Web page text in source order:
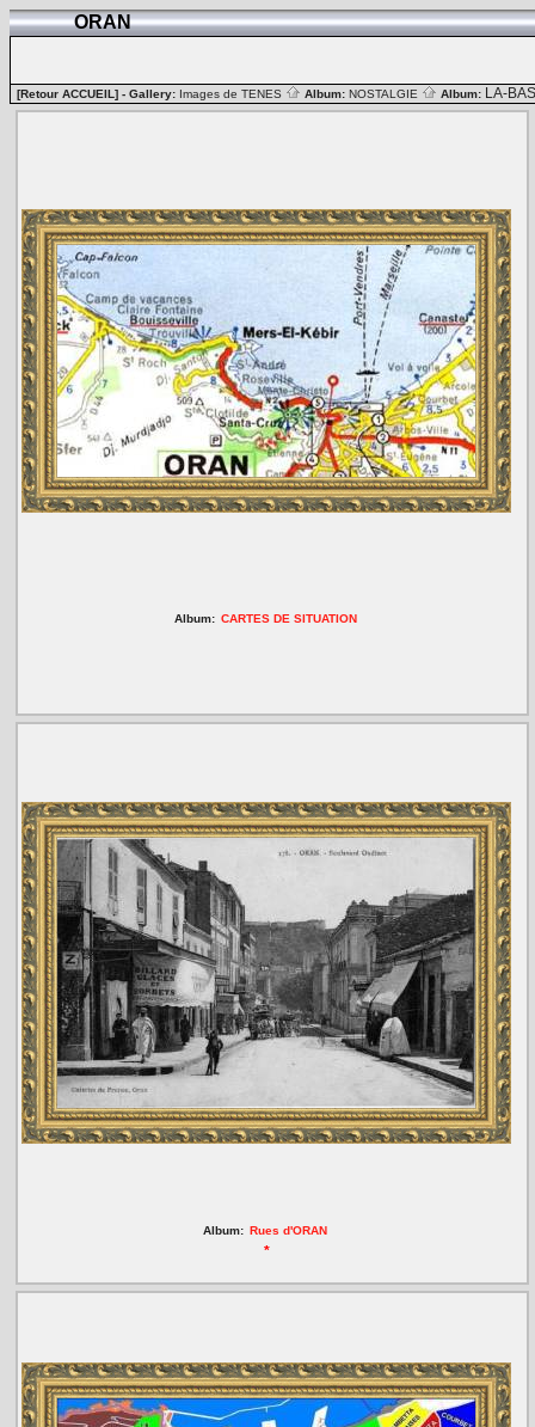
ORAN
[Retour ACCUEIL] - Gallery: Images de TENES Album: NOSTALGIE Album: LA-BAS
Album: CARTES DE SITUATION
Album: Rues d'ORAN
*